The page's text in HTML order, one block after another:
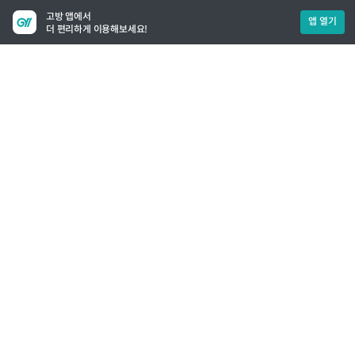
고방 앱에서
더 편리하게 이용해보세요!
앱 열기